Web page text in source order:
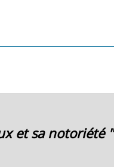
et sa notoriété "